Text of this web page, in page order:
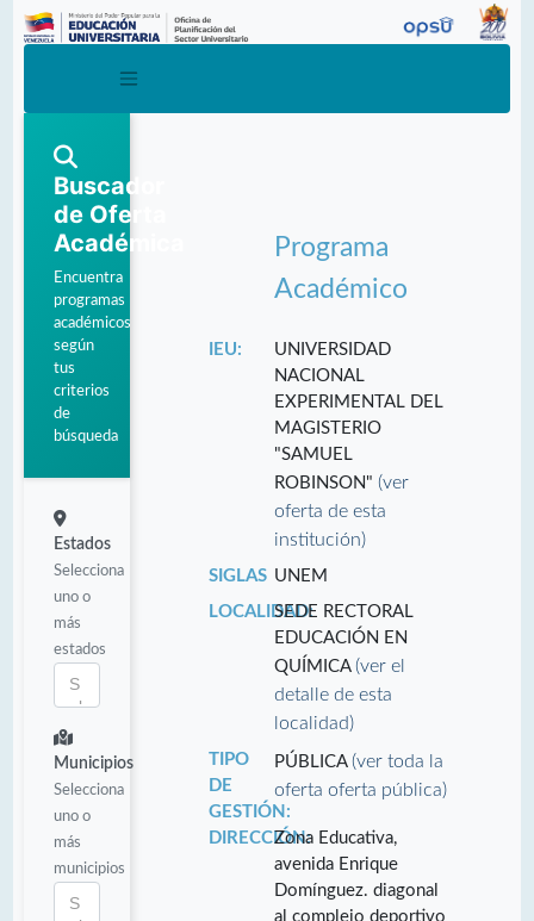
Buscador
de Oferta
Académica
Encuentra
programas
académicos
según
tus
criterios
de
búsqueda
Estados
Selecciona
uno o
más
estados
Municipios
Selecciona
uno o
más
municipios
Programa
Académico
IEU:
UNIVERSIDAD
NACIONAL
EXPERIMENTAL DEL
MAGISTERIO
"SAMUEL
ROBINSON"(ver
oferta de esta
institución)
SIGLAS UNEM
LOCALIDAD:SEDE RECTORAL
EDUCACIÓN EN
QUÍMICA(ver el
detalle de esta
localidad)
TIPO
DE
GESTIÓN:
PÚBLICA(ver toda la
oferta oferta pública)
DIRECCIÓN:Zona Educativa,
avenida Enrique
Domínguez. diagonal
al complejo deportivo